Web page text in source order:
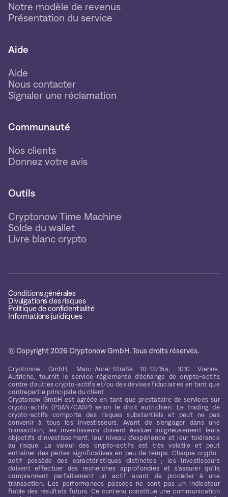
Notre modèle de revenus
Présentation du service
Aide
Aide
Nous contacter
Signaler une réclamation
Communauté
Nos clients
Donnez votre avis
Outils
Cryptonow Time Machine
Solde du wallet
Livre blanc crypto
Conditions générales
Divulgations des risques
Politique de confidentialité
Informations juridiques
© Copyright 2026 Cryptonow GmbH. Tous droits réservés.
Cryptonow GmbH, Marc-Aurel-Straße 10-12/15a, 1010 Vienne,
Autriche, fournit le service réglementé d'échange de crypto-actifs
contre d'autres crypto-actifs et/ou des devises fiduciaires en tant que
contrepartie principale du client.
Cryptonow GmbH est agréée en tant que prestataire de services sur
crypto-actifs (PSAN/CASP) selon le droit autrichien. Le trading de
crypto-actifs comporte des risques substantiels et peut ne pas
convenir à tous les investisseurs. Avant de s'engager dans une
transaction, les investisseurs doivent évaluer soigneusement leurs
objectifs d'investissement, leur niveau d'expérience et leur tolérance
au risque. La valeur des crypto-actifs est très volatile et peut
entraîner des pertes significatives en peu de temps. Chaque crypto-
actif possède des caractéristiques distinctes ; les investisseurs
doivent effectuer des recherches approfondies et s'assurer qu'ils
comprennent parfaitement un actif avant de procéder à une
transaction. Les performances passées ne sont pas un indicateur
fiable des résultats futurs. Ce contenu constitue une communication